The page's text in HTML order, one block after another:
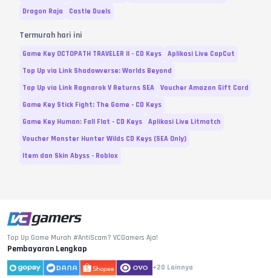
Dragon Raja
Castle Duels
Termurah hari ini
Game Key OCTOPATH TRAVELER II - CD Keys
Aplikasi Live CapCut
Top Up via Link Shadowverse: Worlds Beyond
Top Up via Link Ragnarok V Returns SEA
Voucher Amazon Gift Card
Game Key Stick Fight: The Game - CD Keys
Game Key Human: Fall Flat - CD Keys
Aplikasi Live Litmatch
Voucher Monster Hunter Wilds CD Keys (SEA Only)
Item dan Skin Abyss - Roblox
Top Up Game Murah #AntiScam? VCGamers Aja!
Pembayaran Lengkap
+20 Lainnya